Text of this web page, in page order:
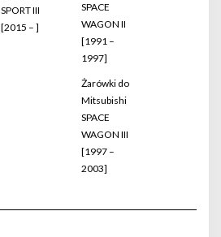
SPORT III
[2015 – ]
SPACE
WAGON II
[1991 –
1997]
Żarówki do
Mitsubishi
SPACE
WAGON III
[1997 –
2003]